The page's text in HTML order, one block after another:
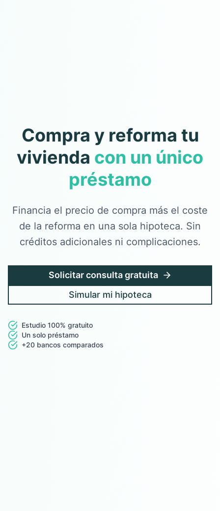
Compra y reforma tu
vivienda con un único
préstamo
Financia el precio de compra más el coste
de la reforma en una sola hipoteca. Sin
créditos adicionales ni complicaciones.
Solicitar consulta gratuita
Simular mi hipoteca
Estudio 100% gratuito
Un solo préstamo
+20 bancos comparados